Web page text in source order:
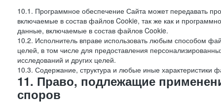
10.1. Программное обеспечение Сайта может передавать
включаемые в состав файлов Cookie, так же как и
данные, включаемые в состав файлов Cookie.
10.2. Исполнитель вправе использовать любым способом
целей, в том числе для предоставления
исследований и других целей.
10.3. Содержание, структура и любые иные
11. Право, подлежащие
споров